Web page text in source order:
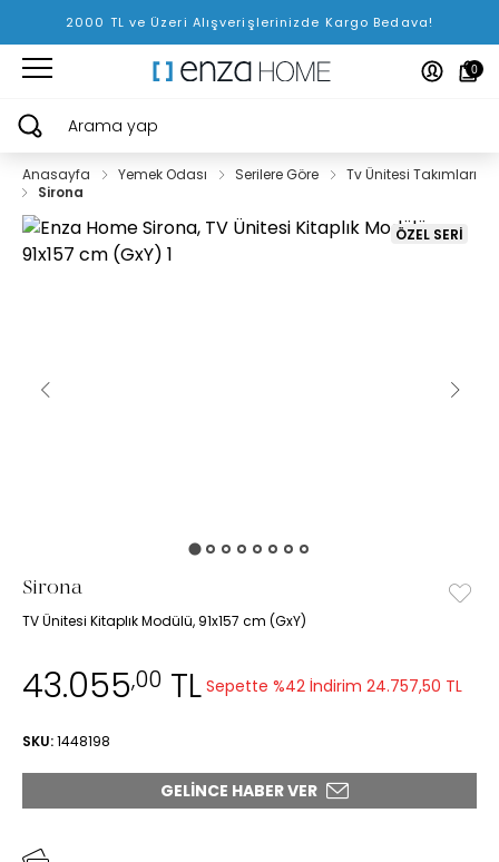
2000 TL ve Üzeri Alışverişlerinizde Kargo Bedava!
0
Arama yap
Anasayfa Yemek Odası Serilere Göre
Tv Ünitesi Takımları
Sirona
ÖZEL SERİ
Sirona
TV Ünitesi Kitaplık Modülü, 91x157 cm (GxY)
43.055,00 TL Sepette %42 İndirim 24.757,50 TL
SKU:1448198
GELINCE HABER VER